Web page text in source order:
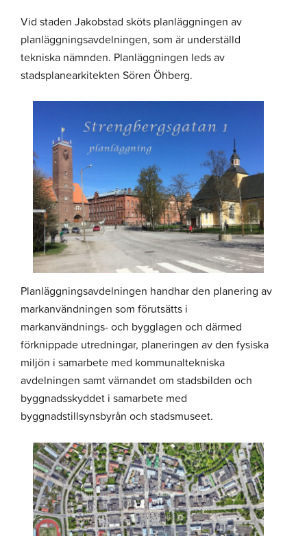
Vid staden Jakobstad sköts planläggningen av
planläggningsavdelningen, som är underställd
tekniska nämnden. Planläggningen leds av
stadsplanearkitekten Sören Öhberg.
Planläggningsavdelningen handhar den planering av
markanvändningen som förutsätts i
markanvändnings- och bygglagen och därmed
förknippade utredningar, planeringen av den fysiska
miljön i samarbete med kommunaltekniska
avdelningen samt värnandet om stadsbilden och
byggnadsskyddet i samarbete med
byggnadstillsynsbyrån och stadsmuseet.